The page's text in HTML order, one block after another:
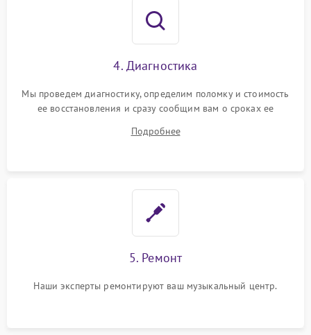
4. Диагностика
Мы проведем диагностику, определим поломку и стоимость
ее восстановления и сразу сообщим вам о сроках ее
Подробнее
5. Ремонт
Наши эксперты ремонтируют ваш музыкальный центр.